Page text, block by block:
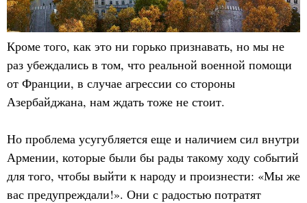
Кроме того, как это ни горько признавать, но мы не
раз убеждались в том, что реальной военной помощи
от Франции, в случае агрессии со стороны
Азербайджана, нам ждать тоже не стоит.
Но проблема усугубляется еще и наличием сил внутри
Армении, которые были бы рады такому ходу событий
для того, чтобы выйти к народу и произнести: «Мы же
вас предупреждали!». Они с радостью потратят